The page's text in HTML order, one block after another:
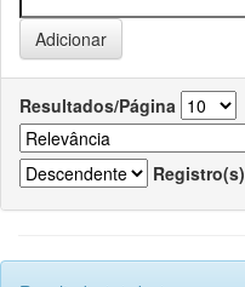
Resultados/Página
Registro(s)